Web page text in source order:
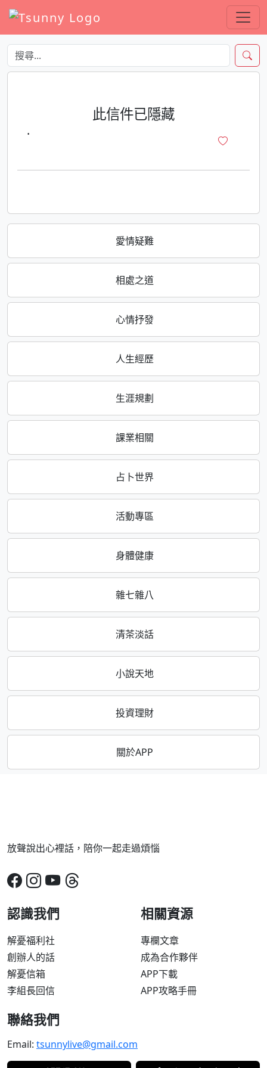
愛情疑難
相處之道
心情抒發
人生經歷
生涯規劃
課業相關
占卜世界
活動專區
身體健康
雜七雜八
清茶淡話
小說天地
投資理財
關於APP
此信件已隱藏
·
放聲說出心裡話，陪你一起走過煩惱
認識我們
解憂福利社
創辦人的話
解憂信箱
李組長回信
相關資源
專欄文章
成為合作夥伴
APP下載
APP攻略手冊
聯絡我們
Email: tsunnylive@gmail.com